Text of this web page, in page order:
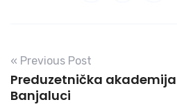
« Previous Post
Preduzetnička
Banjaluci